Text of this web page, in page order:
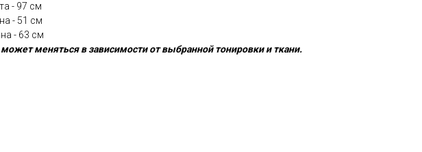
- 97 cм
- 51 cм
- 63 cм
меняться в зависимости от выбранной тонировки и ткани.